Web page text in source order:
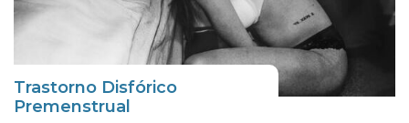
Trastorno Disfórico
Premenstrual